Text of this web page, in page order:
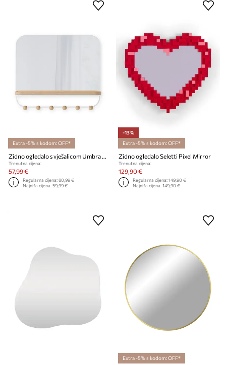
Extra -5% s kodom: OFF*
Trenutna cijena:
57,99 €
Regularna cijena:80,99 €
Najniža cijena:59,99 €
-13%
Extra -5% s kodom: OFF*
Zidno ogledalo Seletti Pixel Mirror
Trenutna cijena:
129,90 €
Regularna cijena:149,90 €
Najniža cijena:149,90 €
Extra -5% s kodom: OFF*